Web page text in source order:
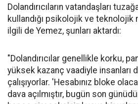
Dolandırıcıların vatandaşları
kullandığı psikolojik ve teknolojik
ilgili de Yemez, şunları aktardı:
"Dolandırıcılar genellikle korku,
yüksek kazanç vaadiyle insanları
çalışıyorlar. 'Hesabınız bloke
dava açılmıştır, bugün son